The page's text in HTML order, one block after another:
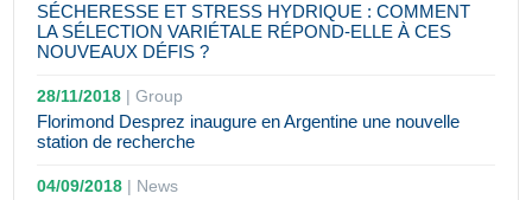
SÉCHERESSE ET STRESS HYDRIQUE : COMMENT
LA SÉLECTION VARIÉTALE RÉPOND-ELLE À CES
NOUVEAUX DÉFIS ?
28/11/2018 |Group
Florimond Desprez inaugure en Argentine une nouvelle
station de recherche
04/09/2018 | News